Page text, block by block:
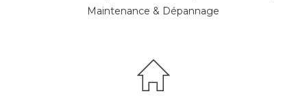
Maintenance & Dépannage